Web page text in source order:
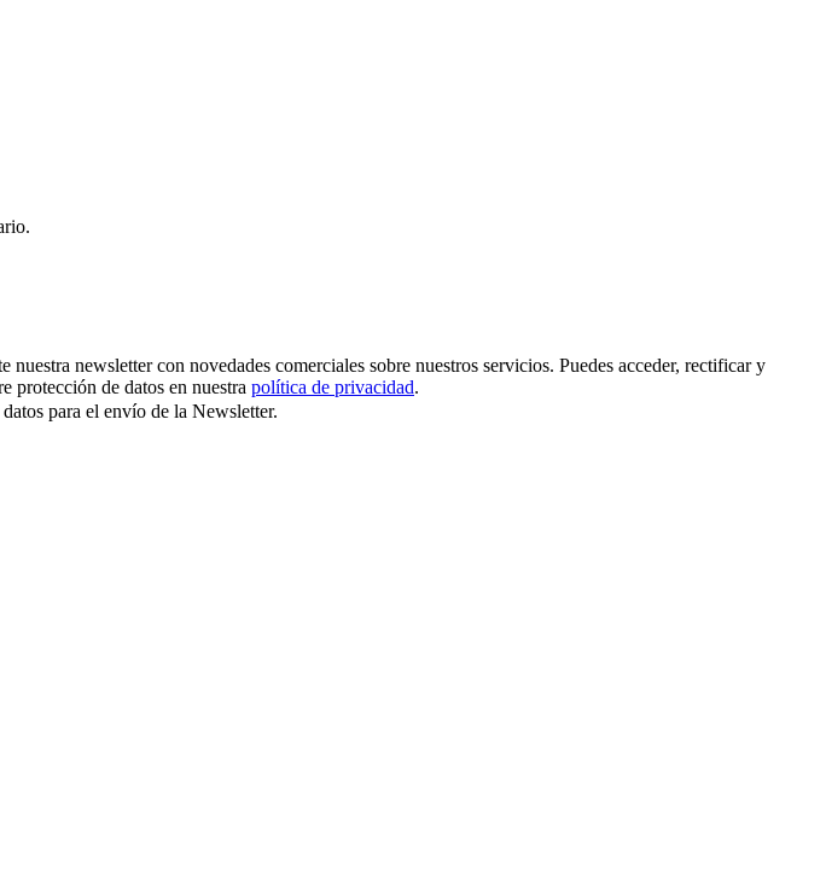
newsletter con novedades comerciales sobre nuestros servicios. Puedes acceder, rectificar y
protección de datos en nuestra política de privacidad.
para el envío de la Newsletter.